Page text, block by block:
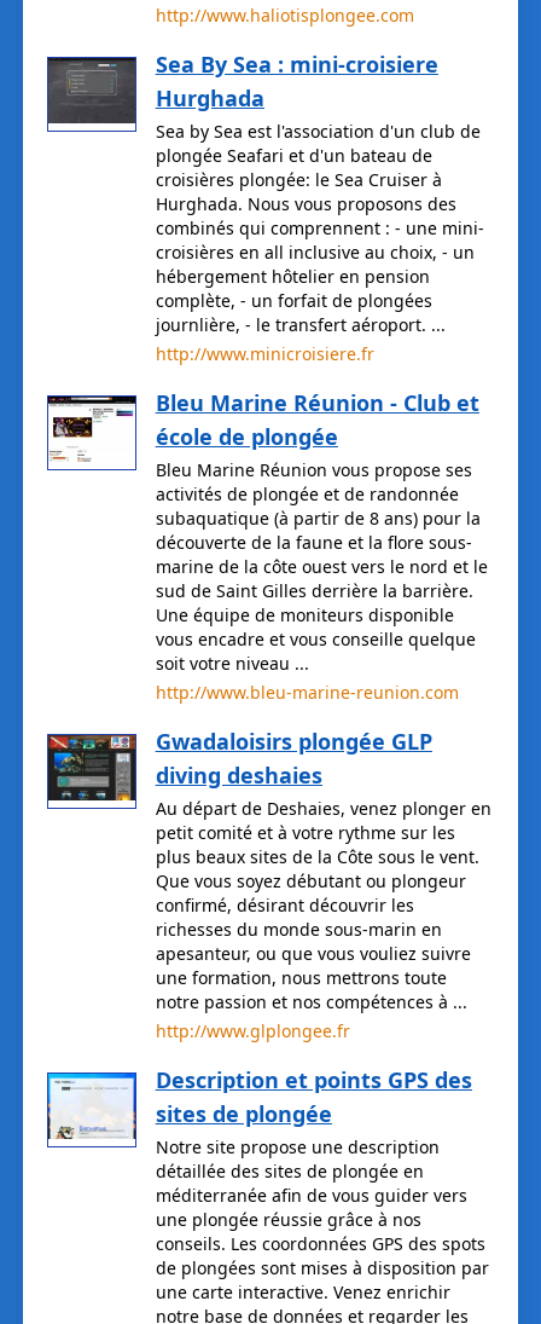
http://www.haliotisplongee.com
Sea By Sea : mini-croisiere
Hurghada
Sea by Sea est l'association d'un club de
plongée Seafari et d'un bateau de
croisières plongée: le Sea Cruiser à
Hurghada. Nous vous proposons des
combinés qui comprennent : - une mini-
croisières en all inclusive au choix, - un
hébergement hôtelier en pension
complète, - un forfait de plongées
journlière, - le transfert aéroport. ...
http://www.minicroisiere.fr
Bleu Marine Réunion - Club et
école de plongée
Bleu Marine Réunion vous propose ses
activités de plongée et de randonnée
subaquatique (à partir de 8 ans) pour la
découverte de la faune et la flore sous-
marine de la côte ouest vers le nord et le
sud de Saint Gilles derrière la barrière.
Une équipe de moniteurs disponible
vous encadre et vous conseille quelque
soit votre niveau ...
http://www.bleu-marine-reunion.com
Gwadaloisirs plongée GLP
diving deshaies
Au départ de Deshaies, venez plonger en
petit comité et à votre rythme sur les
plus beaux sites de la Côte sous le vent.
Que vous soyez débutant ou plongeur
confirmé, désirant découvrir les
richesses du monde sous-marin en
apesanteur, ou que vous vouliez suivre
une formation, nous mettrons toute
notre passion et nos compétences à ...
http://www.glplongee.fr
Description et points GPS des
sites de plongée
Notre site propose une description
détaillée des sites de plongée en
méditerranée afin de vous guider vers
une plongée réussie grâce à nos
conseils. Les coordonnées GPS des spots
de plongées sont mises à disposition par
une carte interactive. Venez enrichir
notre base de données et regarder les